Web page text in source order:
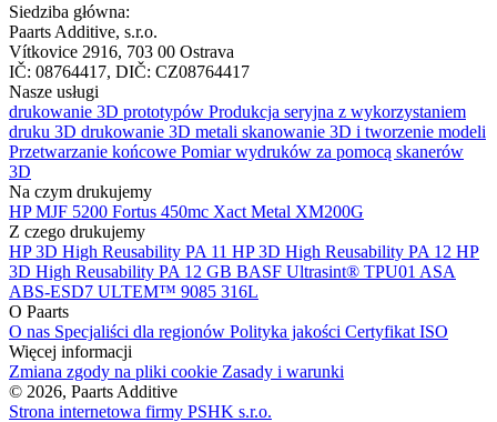
Siedziba główna:
Paarts Additive, s.r.o.
Vítkovice 2916, 703 00 Ostrava
IČ: 08764417, DIČ: CZ08764417
Nasze usługi
drukowanie 3D prototypów Produkcja seryjna z wykorzystaniem
druku 3D drukowanie 3D metali skanowanie 3D i tworzenie modeli
Przetwarzanie końcowe Pomiar wydruków za pomocą skanerów
3D
Na czym drukujemy
HP MJF 5200 Fortus 450mc Xact Metal XM200G
Z czego drukujemy
HP 3D High Reusability PA 11 HP 3D High Reusability PA 12 HP
3D High Reusability PA 12 GB BASF Ultrasint® TPU01 ASA
ABS-ESD7 ULTEM™ 9085 316L
O Paarts
O nas Specjaliści dla regionów Polityka jakości Certyfikat ISO
Więcej informacji
Zmiana zgody na pliki cookie Zasady i warunki
© 2026, Paarts Additive
Strona internetowa firmy PSHK s.r.o.